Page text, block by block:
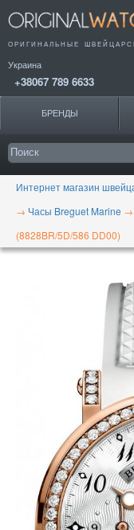
ОРИГИНАЛЬНЫЕ
Украина
+38067 789 6633
БРЕНДЫ
Интернет магазин
→ Часы Breguet Marine →
(8828BR/5D/586 DD00)